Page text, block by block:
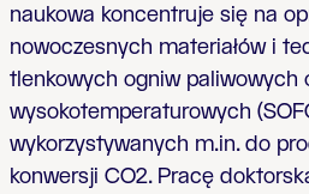
naukowa koncentruje się na
nowoczesnych materiałów i
tlenkowych ogniw paliwowych
wysokotemperaturowych
wykorzystywanych m.in. do
konwersji CO2. Pracę